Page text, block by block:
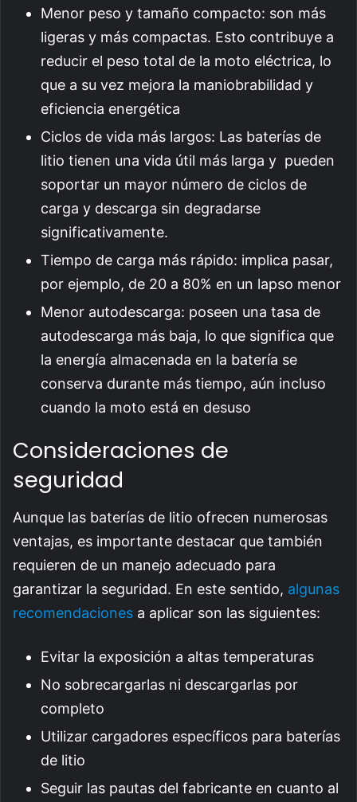
Menor peso y tamaño compacto: son más
ligeras y más compactas. Esto contribuye a
reducir el peso total de la moto eléctrica, lo
que a su vez mejora la maniobrabilidad y
eficiencia energética
Ciclos de vida más largos: Las baterías de
litio tienen una vida útil más larga y pueden
soportar un mayor número de ciclos de
carga y descarga sin degradarse
significativamente.
Tiempo de carga más rápido: implica pasar,
por ejemplo, de 20 a 80% en un lapso menor
Menor autodescarga: poseen una tasa de
autodescarga más baja, lo que significa que
la energía almacenada en la batería se
conserva durante más tiempo, aún incluso
cuando la moto está en desuso
Consideraciones de
seguridad
Aunque las baterías de litio ofrecen numerosas
ventajas, es importante destacar que también
requieren de un manejo adecuado para
garantizar la seguridad. En este sentido, algunas
recomendaciones a aplicar son las siguientes:
Evitar la exposición a altas temperaturas
No sobrecargarlas ni descargarlas por
completo
Utilizar cargadores específicos para baterías
de litio
Seguir las pautas del fabricante en cuanto al